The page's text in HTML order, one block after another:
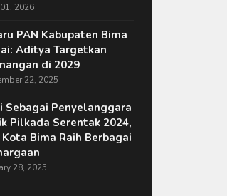
2026
PAN Kabupaten Bima
Aditya Targetkan
di 2029
22, 2025
Sebagai Penyelanggara
Pilkada Serentak 2024,
Kota Bima Raih Berbagai
28, 2025